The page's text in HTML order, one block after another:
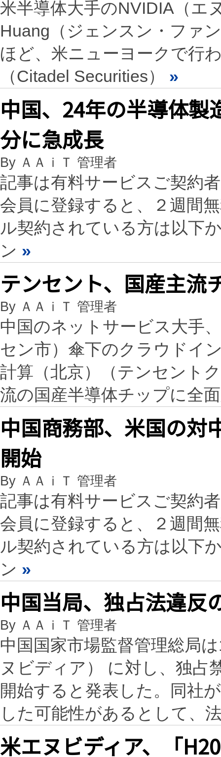
米半導体大手のNVIDIA（エ
Huang（ジェンスン・ファ
ほど、米ニューヨークで行
（Citadel Securities） »
中国、24年の半導体製
分に急成長
By ＡＡｉＴ 管理者
記事は有料サービスご契約
会員に登録すると、２週間
ル契約されている方は以下
ン »
テンセント、国産主流
By ＡＡｉＴ 管理者
中国のネットサービス大手
セン市）傘下のクラウドイ
計算（北京）（テンセント
流の国産半導体チップに全
中国商務部、米国の対
開始
By ＡＡｉＴ 管理者
記事は有料サービスご契約
会員に登録すると、２週間
ル契約されている方は以下
ン »
中国当局、独占法違反
By ＡＡｉＴ 管理者
中国国家市場監督管理総局
ヌビディア） に対し、独占
開始すると発表した。同社
した可能性があるとして、
米エヌビディア、「